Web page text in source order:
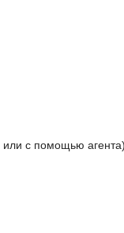
или с помощью